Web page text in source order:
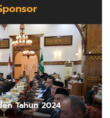
Tahun 2024